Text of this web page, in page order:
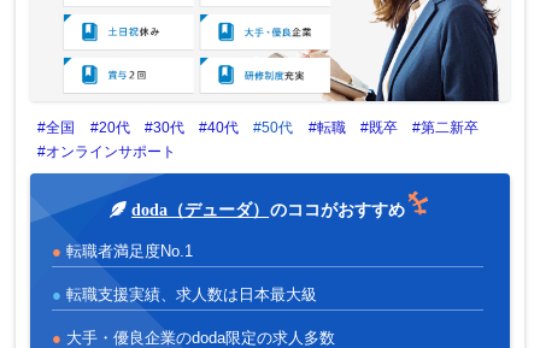
#全国 #20代 #30代 #40代 #50代 #転職 #既卒
#第二新卒
#オンラインサポート
doda（デューダ） のココがおすすめ
転職者満足度No.1
転職支援実績、求人数は日本最大級
大手・優良企業のdoda限定の求人多数